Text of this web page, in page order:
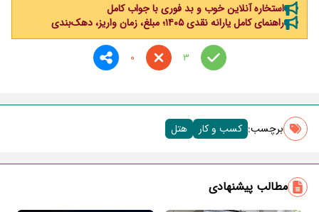
استخاره آنلاین خوب و بد فوری با جواب کامل
راهنمای کامل یارانه نقدی ۱۴۰۵؛ مبلغ، زمان واریز، دهک‌بندی
3
0
برچسب‌: کسب و کار هتل
مطالب پیشنهادی